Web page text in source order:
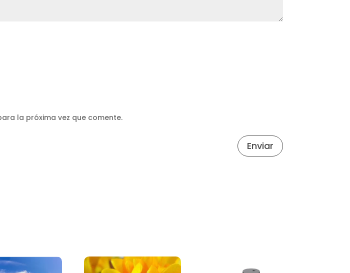
la próxima vez que comente.
Enviar